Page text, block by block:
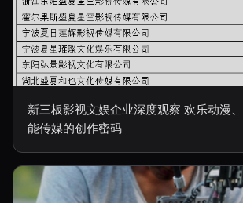
新三板影视文娱企业深度观察 欢乐动漫
能传媒的创作密码